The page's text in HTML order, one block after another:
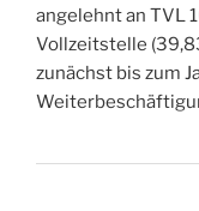
angelehnt an TVL
Vollzeitstelle
zunächst bis zum